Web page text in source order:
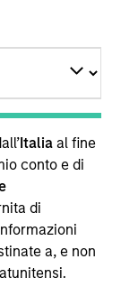
Italia al fine
conto e di
di
a, e non
named
firm's
tax-
direct